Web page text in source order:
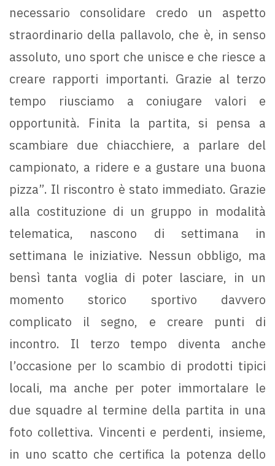
necessario consolidare credo un aspetto
straordinario della pallavolo, che è, in senso
assoluto, uno sport che unisce e che riesce a
creare rapporti importanti. Grazie al terzo
tempo riusciamo a coniugare valori e
opportunità. Finita la partita, si pensa a
scambiare due chiacchiere, a parlare del
campionato, a ridere e a gustare una buona
pizza”. Il riscontro è stato immediato. Grazie
alla costituzione di un gruppo in modalità
telematica, nascono di settimana in
settimana le iniziative. Nessun obbligo, ma
bensì tanta voglia di poter lasciare, in un
momento storico sportivo davvero
complicato il segno, e creare punti di
incontro. Il terzo tempo diventa anche
l’occasione per lo scambio di prodotti tipici
locali, ma anche per poter immortalare le
due squadre al termine della partita in una
foto collettiva. Vincenti e perdenti, insieme,
in uno scatto che certifica la potenza dello